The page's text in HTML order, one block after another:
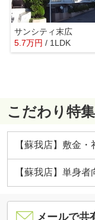
サンシティ末広
5.7万円 / 1LDK
こだわり特集
【蘇我店】敷金・
【蘇我店】単身者
メールで共